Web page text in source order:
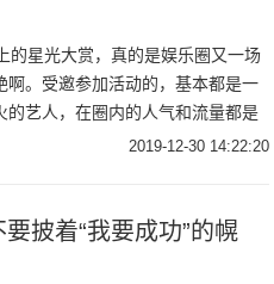
的星光大赏，真的是娱乐圈又一场
啊。受邀参加活动的，基本都是一
的艺人，在圈内的人气和流量都是
比如女星里面的迪丽热巴，杨幂，
2019-12-30 14:22:20
披着“我要成功”的幌